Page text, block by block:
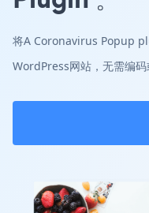
将A Coronavirus Popup
WordPress网站，无需编码